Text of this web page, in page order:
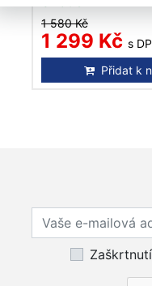
1 580 Kč
1 299 Kč s
Přidat k